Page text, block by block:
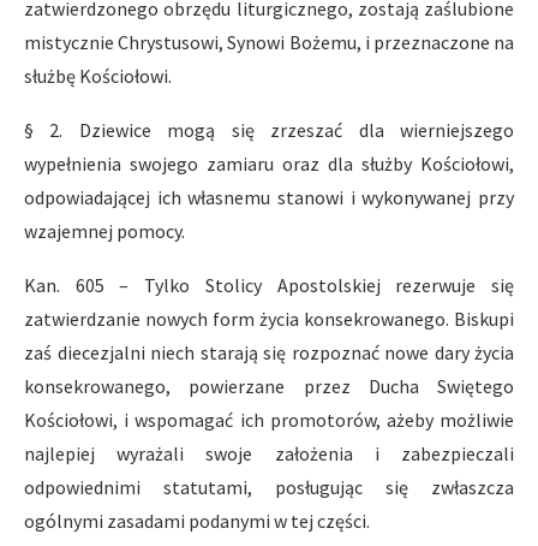
zatwierdzonego obrzędu liturgicznego, zostają zaślubione
mistycznie Chrystusowi, Synowi Bożemu, i przeznaczone na
służbę Kościołowi.
§ 2. Dziewice mogą się zrzeszać dla wierniejszego
wypełnienia swojego zamiaru oraz dla służby Kościołowi,
odpowiadającej ich własnemu stanowi i wykonywanej przy
wzajemnej pomocy.
Kan. 605 – Tylko Stolicy Apostolskiej rezerwuje się
zatwierdzanie nowych form życia konsekrowanego. Biskupi
zaś diecezjalni niech starają się rozpoznać nowe dary życia
konsekrowanego, powierzane przez Ducha Swiętego
Kościołowi, i wspomagać ich promotorów, ażeby możliwie
najlepiej wyrażali swoje założenia i zabezpieczali
odpowiednimi statutami, posługując się zwłaszcza
ogólnymi zasadami podanymi w tej części.